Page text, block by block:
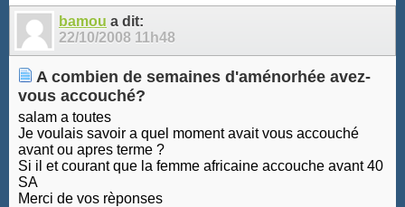
bamou a dit:
22/10/2008 11h48
A combien de semaines d'aménorhée avez-
vous accouché?
salam a toutes
Je voulais savoir a quel moment avait vous accouché
avant ou apres terme ?
Si il et courant que la femme africaine accouche avant 40
SA
Merci de vos rèponses